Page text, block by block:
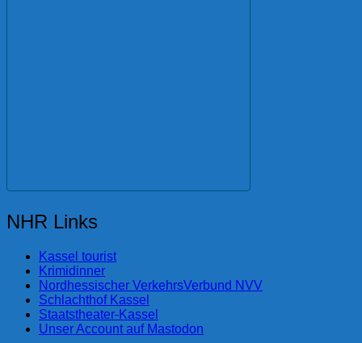
NHR Links
Kassel tourist
Krimidinner
Nordhessischer VerkehrsVerbund NVV
Schlachthof Kassel
Staatstheater-Kassel
Unser Account auf Mastodon